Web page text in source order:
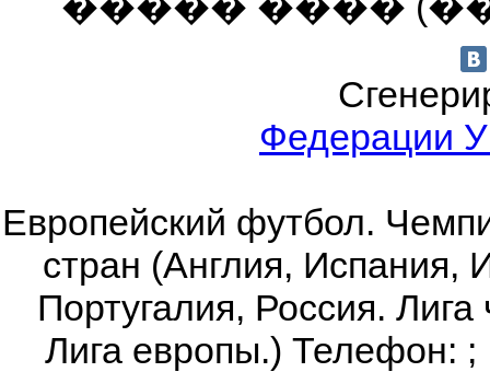
Федерации
Европейский футбол.
стран (Англия, Испания,
Португалия, Россия.
Лига европы.) Телефон: ;